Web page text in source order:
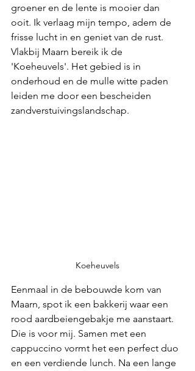
groener en de lente is mooier dan
ooit. Ik verlaag mijn tempo, adem de
frisse lucht in en geniet van de rust.
Vlakbij Maarn bereik ik de
'Koeheuvels'. Het gebied is in
onderhoud en de mulle witte paden
leiden me door een bescheiden
zandverstuivingslandschap.
Koeheuvels
Eenmaal in de bebouwde kom van
Maarn, spot ik een bakkerij waar een
rood aardbeiengebakje me aanstaart.
Die is voor mij. Samen met een
cappuccino vormt het een perfect duo
en een verdiende lunch. Na een lange